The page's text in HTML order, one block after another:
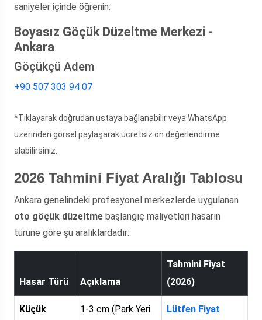
saniyeler içinde öğrenin:
Boyasız Göçük Düzeltme Merkezi -
Ankara
Göçükçü Adem
+90 507 303 94 07
*Tıklayarak doğrudan ustaya bağlanabilir veya WhatsApp
üzerinden görsel paylaşarak ücretsiz ön değerlendirme
alabilirsiniz.
2026 Tahmini Fiyat Aralığı Tablosu
Ankara genelindeki profesyonel merkezlerde uygulanan
oto göçük düzeltme başlangıç maliyetleri hasarın
türüne göre şu aralıklardadır:
Hasar Türü Açıklama
Tahmini Fiyat
(2026)
Küçük 1-3 cm (Park Yeri Lütfen Fiyat